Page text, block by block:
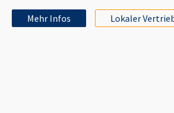
Mehr Infos Lokaler